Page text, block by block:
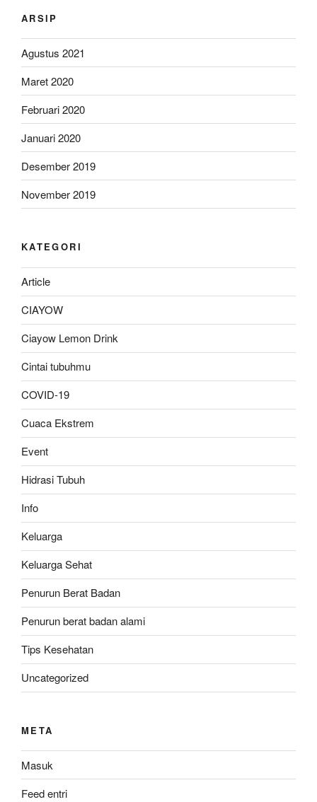
ARSIP
Agustus 2021
Maret 2020
Februari 2020
Januari 2020
Desember 2019
November 2019
KATEGORI
Article
CIAYOW
Ciayow Lemon Drink
Cintai tubuhmu
COVID-19
Cuaca Ekstrem
Event
Hidrasi Tubuh
Info
Keluarga
Keluarga Sehat
Penurun Berat Badan
Penurun berat badan alami
Tips Kesehatan
Uncategorized
META
Masuk
Feed entri